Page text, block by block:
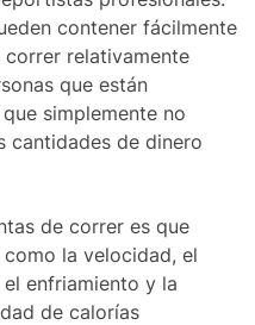
contener fácilmente
relativamente
que están
simplemente no
cantidades de dinero
de correr es que
la velocidad, el
enfriamiento y la
de calorías